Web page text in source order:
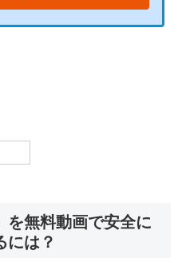
を無料動画で安全に
には？